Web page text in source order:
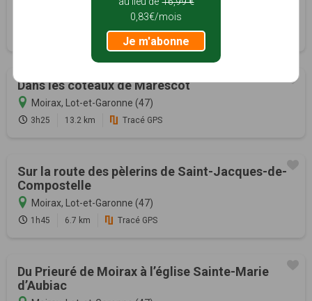
Le Passage, Lot-et-Garonne (47)
Tracé GPS
Dans les coteaux de Marescot
Moirax, Lot-et-Garonne (47)
3h25 13.2 km Tracé GPS
Sur la route des pèlerins de Saint-Jacques-de-
Compostelle
Moirax, Lot-et-Garonne (47)
1h45 6.7 km Tracé GPS
Du Prieuré de Moirax à l’église Sainte-Marie
d’Aubiac
0,83€/mois
Je m'abonne